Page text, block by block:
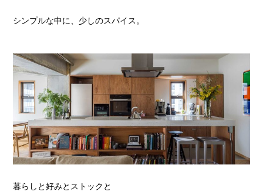
シンプルな中に、少しのスパイス。
暮らしと好みとストックと